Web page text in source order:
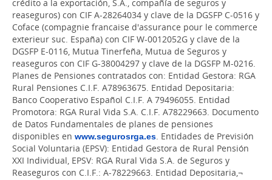
crédito a la exportación, S.A., compañía de seguros y
reaseguros) con CIF A-28264034 y clave de la DGSFP C-0516 y
Coface (compagnie francaise d'assurance pour le commerce
exterieur suc. España) con CIF W-0012052G y clave de la
DGSFP E-0116, Mutua Tinerfeña, Mutua de Seguros y
reaseguros con CIF G-38004297 y clave de la DGSFP M-0216.
Planes de Pensiones contratados con: Entidad Gestora: RGA
Rural Pensiones C.I.F. A78963675. Entidad Depositaria:
Banco Cooperativo Español C.I.F. A 79496055. Entidad
Promotora: RGA Rural Vida S.A. C.I.F. A78229663. Documento
de Datos Fundamentales de planes de pensiones
disponibles en www.segurosrga.es. Entidades de Previsión
Social Voluntaria (EPSV): Entidad Gestora de Rural Pensión
XXI Individual, EPSV: RGA Rural Vida S.A. de Seguros y
Reaseguros con C.I.F.: A-78229663. Entidad Depositaria,¬